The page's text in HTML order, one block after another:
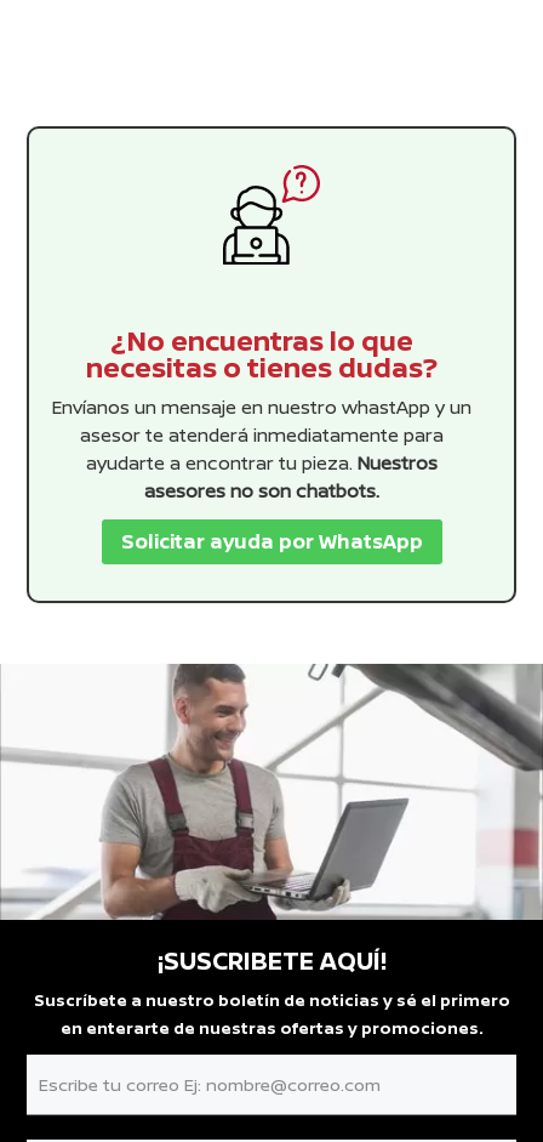
¿No encuentras lo que
necesitas o tienes dudas?
Envíanos un mensaje en nuestro whastApp y un
asesor te atenderá inmediatamente para
ayudarte a encontrar tu pieza. Nuestros
asesores no son chatbots.
Solicitar ayuda por WhatsApp
¡SUSCRIBETE AQUÍ!
Suscríbete a nuestro boletín de noticias y sé el primero
en enterarte de nuestras ofertas y promociones.